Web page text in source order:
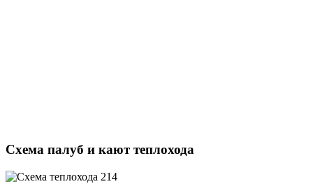
Схема палуб и кают теплохода